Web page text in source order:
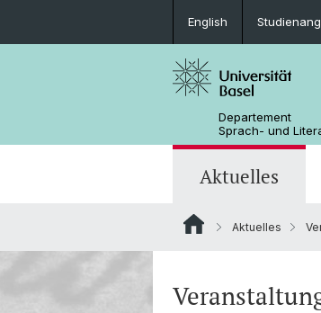
English
Departement
Sprach- und
Aktuelles
Offene Stellen
MSG
Aktuelles